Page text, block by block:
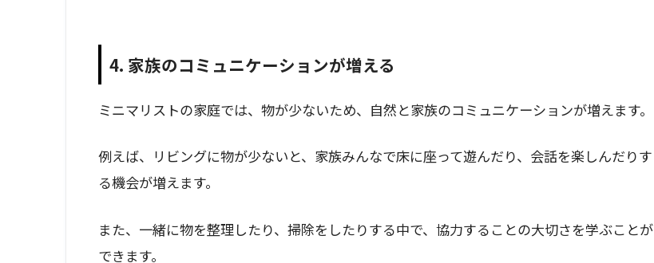
4. 家族のコミュニケーションが増える
ミニマリストの家庭では、物が少ないため、自然と家族のコミュニケーションが増えます。
例えば、リビングに物が少ないと、家族みんなで床に座って遊んだり、会話を楽しんだりす
る機会が増えます。
また、一緒に物を整理したり、掃除をしたりする中で、協力することの大切さを学ぶことが
できます。